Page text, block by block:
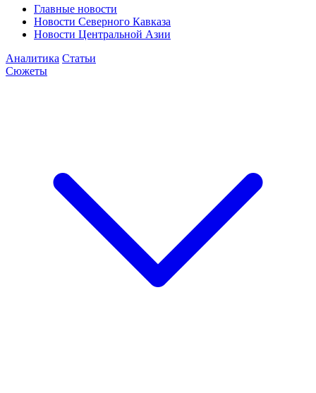
Главные новости
Новости Северного Кавказа
Новости Центральной Азии
Аналитика Статьи
Сюжеты